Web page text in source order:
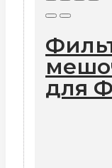
для